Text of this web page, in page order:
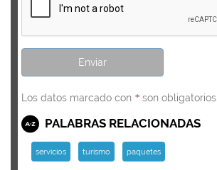
Los datos marcado con * son obligatorios.
PALABRAS RELACIONADAS
servicios turismo paquetes